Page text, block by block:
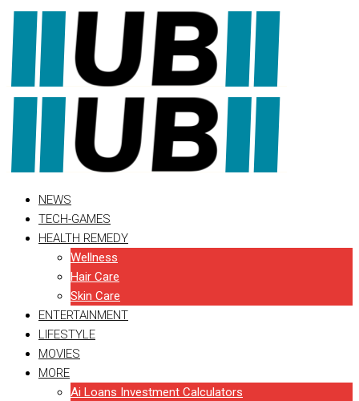
Skip
to
content
NEWS
TECH-GAMES
HEALTH REMEDY
Wellness
Hair Care
Skin Care
ENTERTAINMENT
LIFESTYLE
MOVIES
MORE
Ai Loans Investment Calculators